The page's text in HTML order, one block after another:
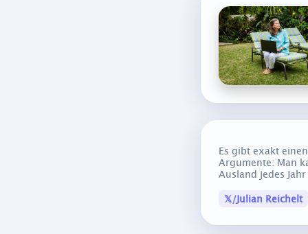
Es gibt exakt
Argumente: Man
Ausland jedes
𝕏/Julian Reichelt